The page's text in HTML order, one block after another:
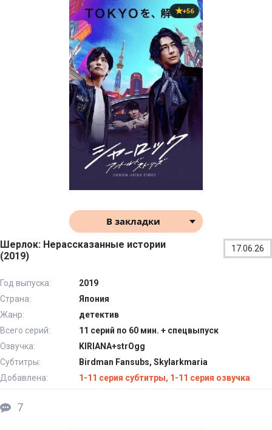
+56
В закладки
Шерлок: Нерассказанные истории
(2019)
17.06.26
Год выпуска:
2019
Страна:
Япония
Жанр:
детектив
Всего серий:
11 серий по 60 мин. + спецвыпуск
Озвучка:
KIRIANA+strOgg
Субтитры:
Birdman Fansubs, Skylarkmaria
Добавлена:
1-11 серия субтитры, 1-11 серия озвучка
7